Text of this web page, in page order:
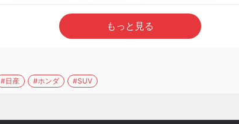
もっと見る
#日産 #ホンダ #SUV